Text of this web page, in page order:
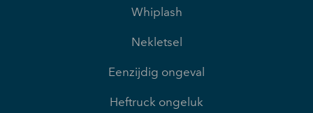
Whiplash
Nekletsel
Eenzijdig ongeval
Heftruck ongeluk